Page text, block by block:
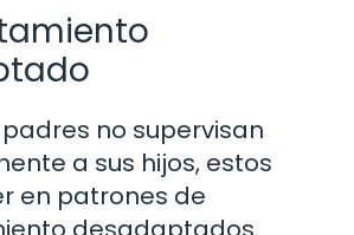
no supervisan
a sus hijos, estos
en patrones de